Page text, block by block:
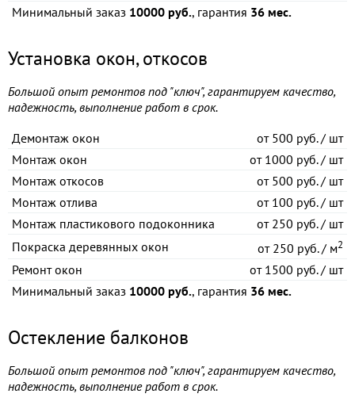
Минимальный заказ 10000 руб., гарантия 36 мес.
Установка окон, откосов
Большой опыт ремонтов под "ключ", гарантируем качество,
надежность, выполнение работ в срок.
Демонтаж окон
от500 руб. / шт
Монтаж окон
от1000 руб. / шт
Монтаж откосов
от500 руб. / шт
Монтаж отлива
от100 руб. / шт
Монтаж пластикового подоконника
от250 руб. / шт
Покраска деревянных окон
от250 руб. / м2
Ремонт окон от1500 руб. / шт
Минимальный заказ 10000 руб., гарантия 36 мес.
Остекление балконов
Большой опыт ремонтов под "ключ", гарантируем качество,
надежность, выполнение работ в срок.